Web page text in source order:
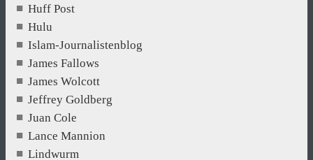
Huff Post
Hulu
Islam-Journalistenblog
James Fallows
James Wolcott
Jeffrey Goldberg
Juan Cole
Lance Mannion
Lindwurm